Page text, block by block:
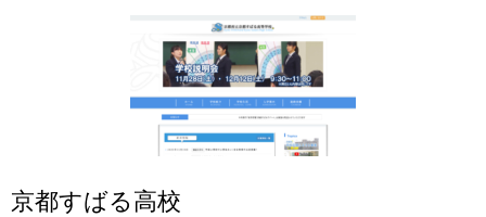
京都すばる高校